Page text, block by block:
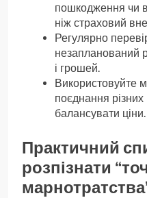
пошкодження чи
ніж страховий
Регулярно
незапланований
і грошей.
Використовуйте
поєднання
балансувати ціни.
Практичний
розпізнати